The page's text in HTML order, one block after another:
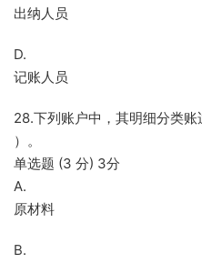
出纳人员
D.
记账人员
28.下列账户中，其明细分类
）。
单选题 (3 分) 3分
A.
原材料
B.